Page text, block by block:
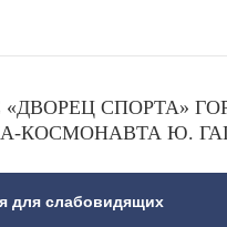
СПОРТА»
КОСМОНАВТА Ю.
для слабовидящих